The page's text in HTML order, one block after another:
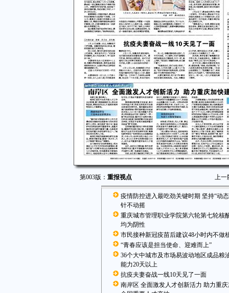
第003版： 重报视点 上一
疫情防控进入最吃劲关键时期 坚持“动
针不动摇
重庆城市管理职业学院第六轮第七轮核
均为阴性
市民接种新冠疫苗后建议48小时内不做
“青春应该是担当使命、迎难而上”
36个大中城市及市场易波动地区成品粮
能力20天以上
抗疫夫妻奋战一线10天见了一面
南岸区 全面激发人才创新活力 助力重